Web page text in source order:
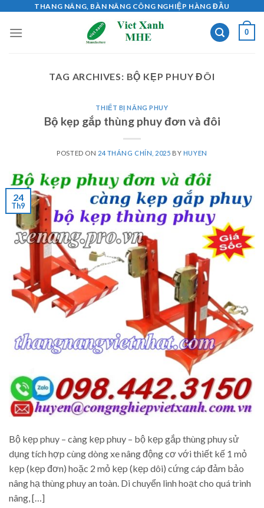
content
THANG NÂNG, BÀN NÂNG CÔNG NGHIỆP HÀNG ĐẦU
0
TAG ARCHIVES: BỘ KẸP PHUY ĐÔI
THIẾT BỊ NÂNG PHUY
Bộ kẹp gắp thùng phuy đơn và đôi
POSTED ON 24 THÁNG CHÍN, 2025 BY HUYEN
24
Th9
Bộ kẹp phuy – càng kẹp phuy – bộ kẹp gắp thùng phuy sử
dụng tích hợp cùng dòng xe nâng động cơ với thiết kế 1 mỏ
kẹp (kẹp đơn) hoặc 2 mỏ kẹp (kẹp dôi) cứng cáp đảm bảo
nâng hạ thùng phuy an toàn. Di chuyển linh hoạt cho quá trình
nâng, […]